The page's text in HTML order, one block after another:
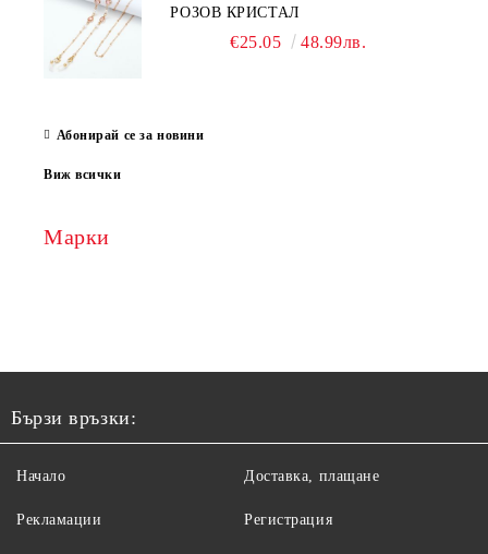
РОЗОВ КРИСТАЛ
€25.05 48.99лв.
Абонирай се за новини
Виж всички
Марки
Бързи връзки:
Начало
Рекламации
Доставка, плащане
Регистрация